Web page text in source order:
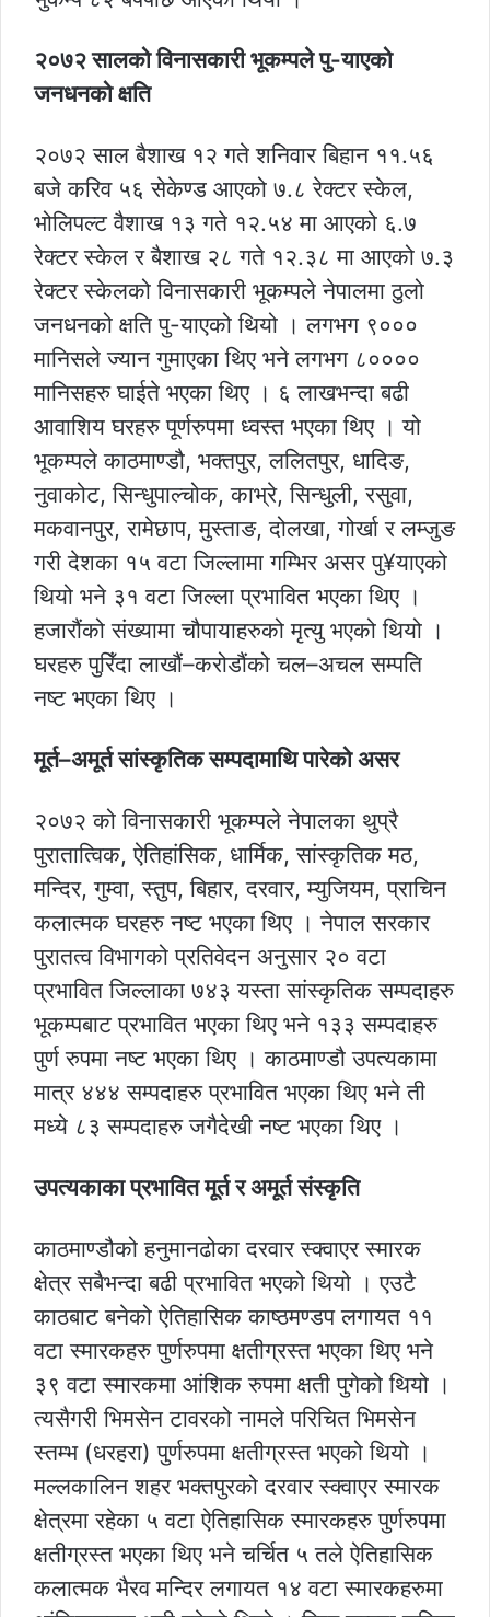
२०७२ सालको विनासकारी भूकम्पले पु-याएको
जनधनको क्षति
२०७२ साल बैशाख १२ गते शनिवार बिहान ११.५६
बजे करिव ५६ सेकेण्ड आएको ७.८ रेक्टर स्केल,
भोलिपल्ट वैशाख १३ गते १२.५४ मा आएको ६.७
रेक्टर स्केल र बैशाख २८ गते १२.३८ मा आएको ७.३
रेक्टर स्केलको विनासकारी भूकम्पले नेपालमा ठुलो
जनधनको क्षति पु-याएको थियो । लगभग ९०००
मानिसले ज्यान गुमाएका थिए भने लगभग ८००००
मानिसहरु घाईते भएका थिए । ६ लाखभन्दा बढी
आवाशिय घरहरु पूर्णरुपमा ध्वस्त भएका थिए । यो
भूकम्पले काठमाण्डौ, भक्तपुर, ललितपुर, धादिङ,
नुवाकोट, सिन्धुपाल्चोक, काभ्रे, सिन्धुली, रसुवा,
मकवानपुर, रामेछाप, मुस्ताङ, दोलखा, गोर्खा र लम्जुङ
गरी देशका १५ वटा जिल्लामा गम्भिर असर पु¥याएको
थियो भने ३१ वटा जिल्ला प्रभावित भएका थिए ।
हजारौंको संख्यामा चौपायाहरुको मृत्यु भएको थियो ।
घरहरु पुरिँदा लाखौं–करोडौंको चल–अचल सम्पति
नष्ट भएका थिए ।
मूर्त–अमूर्त सांस्कृतिक सम्पदामाथि पारेको असर
२०७२ को विनासकारी भूकम्पले नेपालका थुप्रै
पुरातात्विक, ऐतिहांसिक, धार्मिक, सांस्कृतिक मठ,
मन्दिर, गुम्वा, स्तुप, बिहार, दरवार, म्युजियम, प्राचिन
कलात्मक घरहरु नष्ट भएका थिए । नेपाल सरकार
पुरातत्व विभागको प्रतिवेदन अनुसार २० वटा
प्रभावित जिल्लाका ७४३ यस्ता सांस्कृतिक सम्पदाहरु
भूकम्पबाट प्रभावित भएका थिए भने १३३ सम्पदाहरु
पुर्ण रुपमा नष्ट भएका थिए । काठमाण्डौ उपत्यकामा
मात्र ४४४ सम्पदाहरु प्रभावित भएका थिए भने ती
मध्ये ८३ सम्पदाहरु जगैदेखी नष्ट भएका थिए ।
उपत्यकाका प्रभावित मूर्त र अमूर्त संस्कृति
काठमाण्डौको हनुमानढोका दरवार स्क्वाएर स्मारक
क्षेत्र सबैभन्दा बढी प्रभावित भएको थियो । एउटै
काठबाट बनेको ऐतिहासिक काष्ठमण्डप लगायत ११
वटा स्मारकहरु पुर्णरुपमा क्षतीग्रस्त भएका थिए भने
३९ वटा स्मारकमा आंशिक रुपमा क्षती पुगेको थियो ।
त्यसैगरी भिमसेन टावरको नामले परिचित भिमसेन
स्तम्भ (धरहरा) पुर्णरुपमा क्षतीग्रस्त भएको थियो ।
मल्लकालिन शहर भक्तपुरको दरवार स्क्वाएर स्मारक
क्षेत्रमा रहेका ५ वटा ऐतिहासिक स्मारकहरु पुर्णरुपमा
क्षतीग्रस्त भएका थिए भने चर्चित ५ तले ऐतिहासिक
कलात्मक भैरव मन्दिर लगायत १४ वटा स्मारकहरुमा